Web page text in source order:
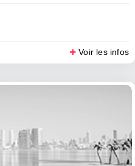
Voir les infos